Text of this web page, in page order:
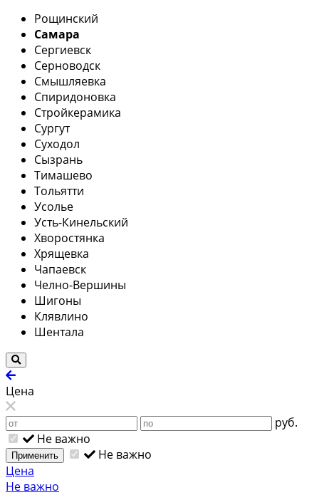
Рощинский
Самара
Сергиевск
Серноводск
Смышляевка
Спиридоновка
Стройкерамика
Сургут
Суходол
Сызрань
Тимашево
Тольятти
Усолье
Усть-Кинельский
Хворостянка
Хрящевка
Чапаевск
Челно-Вершины
Шигоны
Клявлино
Шентала
Цена
руб.
Не важно
Применить
Не важно
Цена
Не важно